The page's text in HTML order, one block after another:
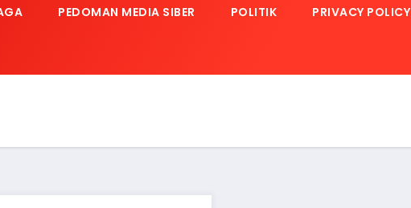
PEDOMAN MEDIA SIBER POLITIK PRIVACY POLICY